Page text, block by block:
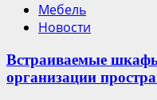
Мебель
Новости
Встраиваемые
организации